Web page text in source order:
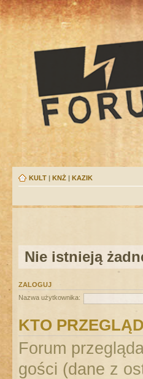
KULT | KNŻ | KAZIK
Nie istnieją
ZALOGUJ
Nazwa użytkownika:
KTO
Forum
gości (dane z